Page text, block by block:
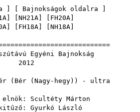
Bajnokságok oldalra
NH21A FH20A
FH18A NH18A
Egyéni Bajnokság
(Bér (Nagy-hegy)) - ultra
Scultéty Márton
Gyurkó László